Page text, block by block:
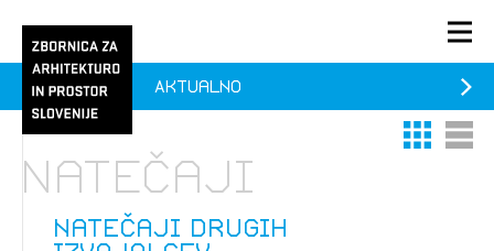
PRIJAVA
KONTAKT
Aktualno
1/1
Pozdravljeni
Thumbnail
List
natečaji drugih
Natečaji
Aktualno
1/2
Prijava na novičnik